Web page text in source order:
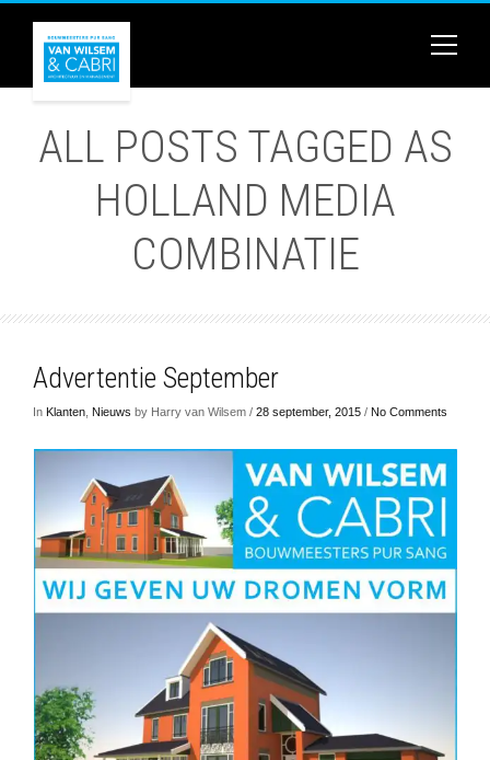
ALL POSTS TAGGED AS
HOLLAND MEDIA
COMBINATIE
Advertentie September
In Klanten Nieuws by Harry van Wilsem / 28 september, 2015 / No Comments